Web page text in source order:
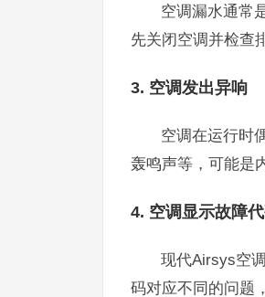
空调漏水通常
先关闭空调并检查
3. 空调发出异响
空调在运行时
轰鸣声等，可能是
4. 空调显示故障
现代Airsys空
码对应不同的问题